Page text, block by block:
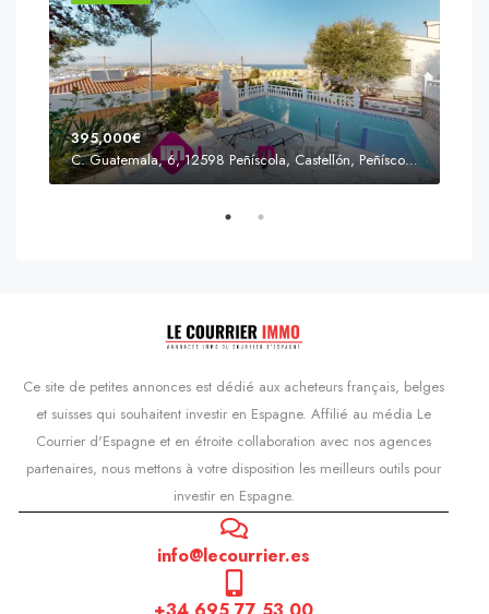
395,000€
C. Guatemala, 6, 12598 Peñíscola, Castellón, Peñíscola, Communauté valencienne
Ce site de petites annonces est dédié aux acheteurs français, belges
et suisses qui souhaitent investir en Espagne. Affilié au média Le
Courrier d'Espagne et en étroite collaboration avec nos agences
partenaires, nous mettons à votre disposition les meilleurs outils pour
investir en Espagne.
info@lecourrier.es